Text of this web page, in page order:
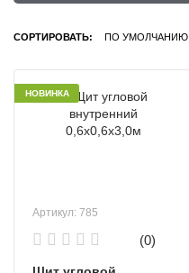
СОРТИРОВАТЬ: ПО УМОЛЧАНИЮ
НОВИНКА
Артикул: 785
(0)